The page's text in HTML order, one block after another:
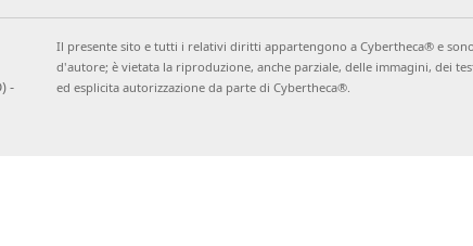
-
Il presente sito e tutti i relativi diritti appartengono a Cybertheca® e
d'autore; è vietata la riproduzione, anche parziale, delle immagini, dei
ed esplicita autorizzazione da parte di Cybertheca®.